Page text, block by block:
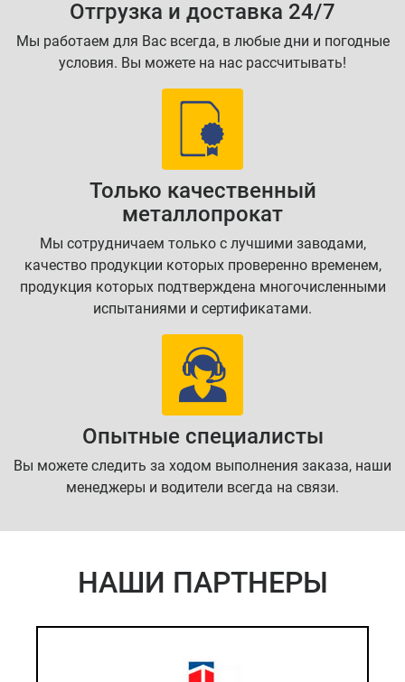
Отгрузка и доставка 24/7
Мы работаем для Вас всегда, в любые дни и погодные
условия. Вы можете на нас рассчитывать!
Только качественный
металлопрокат
Мы сотрудничаем только с лучшими заводами,
качество продукции которых проверенно временем,
продукция которых подтверждена многочисленными
испытаниями и сертификатами.
Опытные специалисты
Вы можете следить за ходом выполнения заказа, наши
менеджеры и водители всегда на связи.
НАШИ ПАРТНЕРЫ